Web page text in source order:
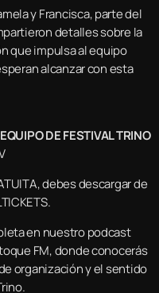
y Francisca, parte del
detalles sobre la
que impulsa al equipo
alcanzar con esta
DE FESTIVAL TRINO
debes descargar de
en nuestro podcast
FM, donde conocerás
organización y el sentido